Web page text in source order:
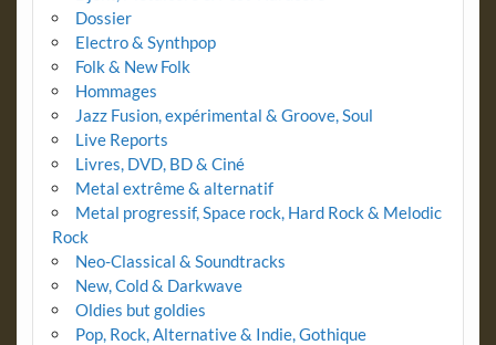
Dossier
Electro & Synthpop
Folk & New Folk
Hommages
Jazz Fusion, expérimental & Groove, Soul
Live Reports
Livres, DVD, BD & Ciné
Metal extrême & alternatif
Metal progressif, Space rock, Hard Rock & Melodic
Rock
Neo-Classical & Soundtracks
New, Cold & Darkwave
Oldies but goldies
Pop, Rock, Alternative & Indie, Gothique